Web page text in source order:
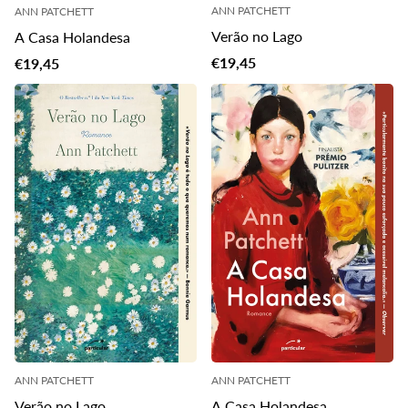
ANN PATCHETT
A Casa Holandesa
Translation
missing:
pt-
PT.products.product.price.regular_price
€19,45
ANN PATCHETT
Verão no Lago
Translation
missing:
pt-
€19,45
ANN PATCHETT ANN PATCHETT